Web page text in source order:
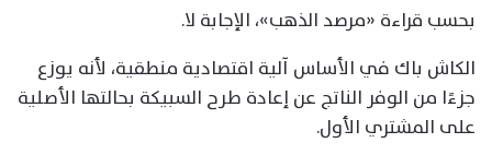
بحسب قراءة «مرصد الذهب»، الإجابة لا.
الكاش باك في الأساس آلية اقتصادية منطقية، لأنه يوزع
جزءًا من الوفر الناتج عن إعادة طرح السبيكة بحالتها الأصلية
على المشتري الأول.